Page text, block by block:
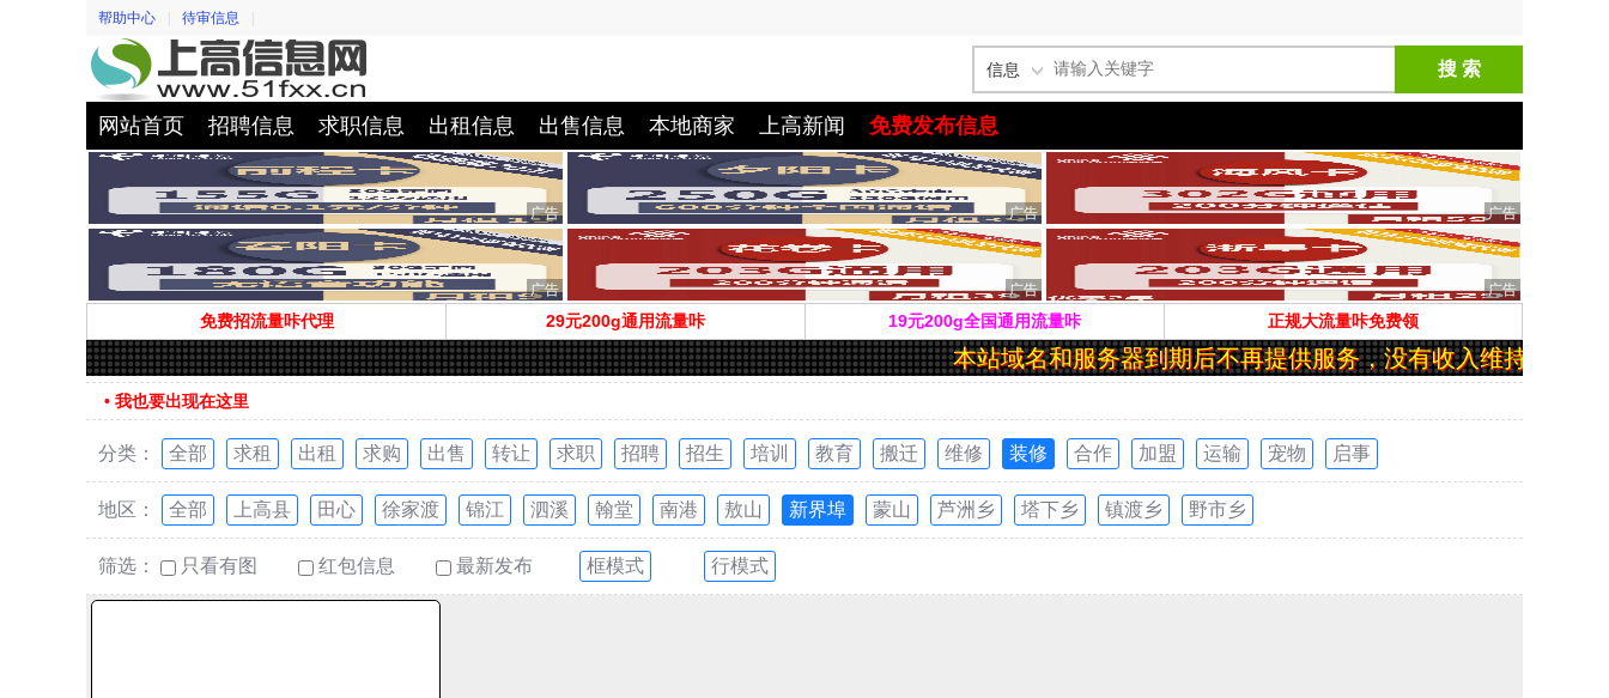
帮助中心 待审信息
信息 搜 索
网站首页 招聘信息 求职信息 出租信息 出售信息 本地商家 上高新闻 免费发布信息
免费招流量咔代理 29元200g通用流量咔 19元200g全国通用流量咔 正规大流量咔免费领
本站域名和服务器到期后不再提供服务，没有收入维持只能关
• 我也要出现在这里
分类： 全部 求租 出租 求购 出售 转让 求职 招聘 招生 培训 教育 搬迁 维修 装修 合作 加盟 运输 宠物 启事
地区： 全部 上高县 田心 徐家渡 锦江 泗溪 翰堂 南港 敖山 新界埠 蒙山 芦洲乡 塔下乡 镇渡乡 野市乡
筛选： 只看有图 红包信息 最新发布 框模式 行模式